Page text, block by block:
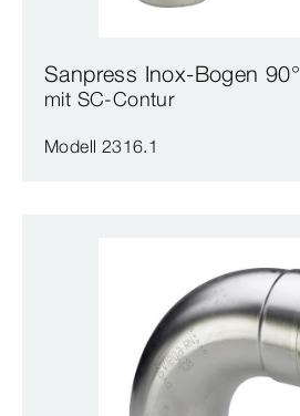
Sanpress Inox-Bogen 90°
mit SC‑Contur
Modell 2316.1